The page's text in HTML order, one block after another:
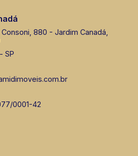
880 - Jardim Canadá,
SP
0001-42